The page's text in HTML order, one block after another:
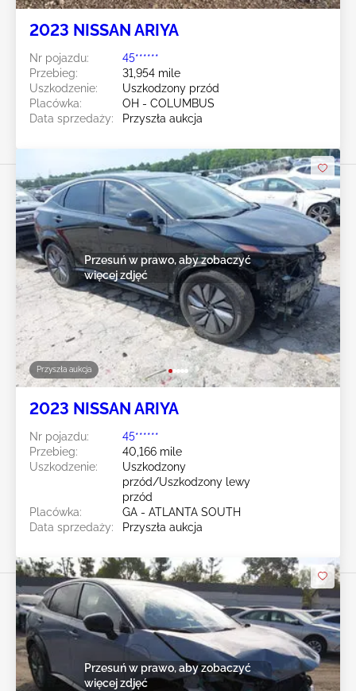
2023 NISSAN ARIYA
Nr pojazdu:
45******
Przebieg:
31,954 mile
Uszkodzenie:
Uszkodzony przód
Placówka:
OH - COLUMBUS
Data sprzedaży:
Przyszła aukcja
Przyszła aukcja
Przesuń w prawo, aby zobaczyć
więcej zdjęć
2023 NISSAN ARIYA
Nr pojazdu:
45******
Przebieg:
40,166 mile
Uszkodzenie:
Uszkodzony
przód/Uszkodzony lewy
przód
Placówka:
GA - ATLANTA SOUTH
Data sprzedaży:
Przyszła aukcja
Przesuń w prawo, aby zobaczyć
więcej zdjęć